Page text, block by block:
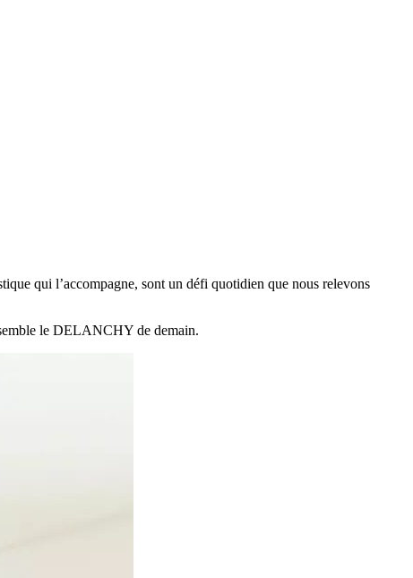
qui l’accompagne, sont un défi quotidien que nous relevons
le DELANCHY de demain.